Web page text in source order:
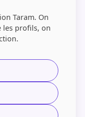
Taram. On
les profils, on